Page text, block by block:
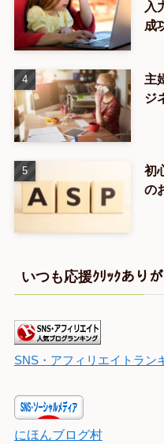
入
成
主
ジ
初
の
いつも応援ｸﾘｯｸあり
SNS・アフィリエイトラン
にほんブログ村